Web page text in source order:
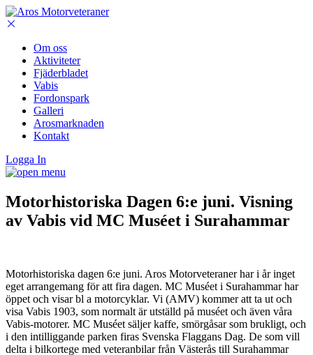
Om oss
Aktiviteter
Fjäderbladet
Vabis
Fordonspark
Galleri
Arosmarknaden
Kontakt
Logga In
Motorhistoriska Dagen 6:e juni. Visning
av Vabis vid MC Muséet i Surahammar
Motorhistoriska dagen 6:e juni. Aros Motorveteraner har i år inget
eget arrangemang för att fira dagen. MC Muséet i Surahammar har
öppet och visar bl a motorcyklar. Vi (AMV) kommer att ta ut och
visa Vabis 1903, som normalt är utställd på muséet och även våra
Vabis-motorer. MC Muséet säljer kaffe, smörgåsar som brukligt, och
i den intilliggande parken firas Svenska Flaggans Dag. De som vill
delta i bilkortege med veteranbilar från Västerås till Surahammar